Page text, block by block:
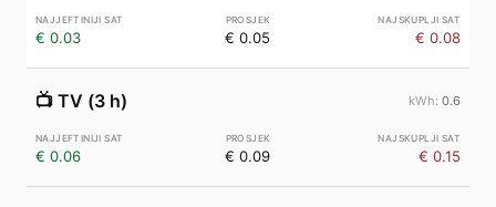
€ 0.03 € 0.05 € 0.08
📺 TV (3 h) 0.6
€ 0.06 € 0.09 € 0.15